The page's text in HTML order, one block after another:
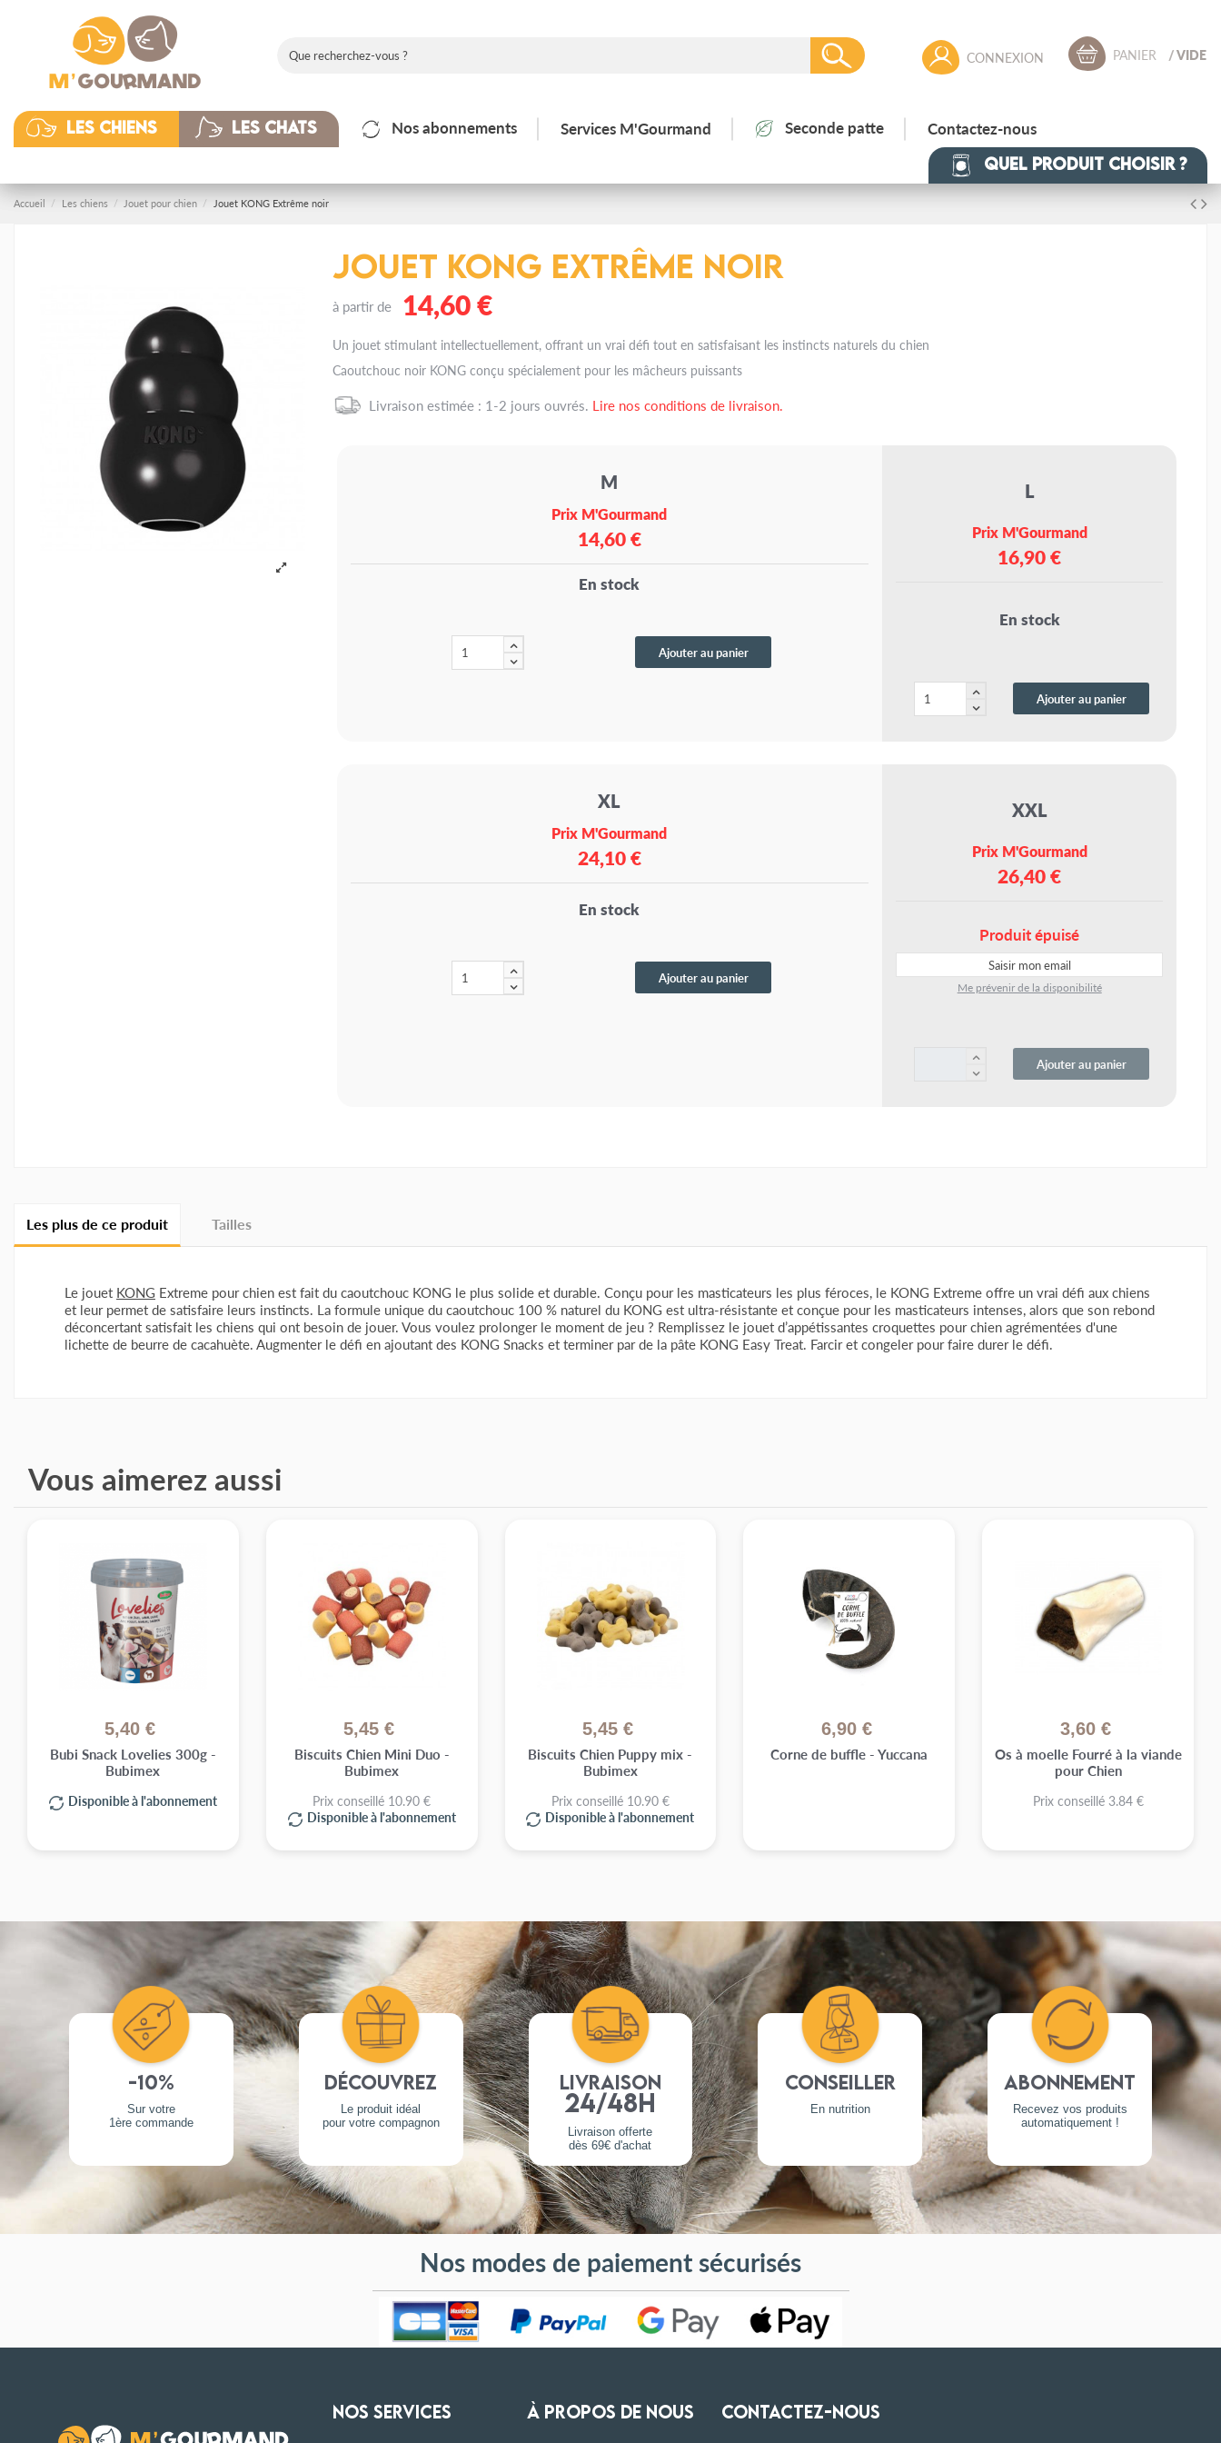
PANIER /VIDE
CONNEXION
Les chiens Les chats Nos abonnements Services M'Gourmand Seconde patte Contactez-nous
Quel produit choisir ?
Accueil Les chiens Jouet pour chien Jouet KONG Extrême noir
Jouet KONG Extrême noir
à partir de 14,60 €
Un jouet stimulant intellectuellement, offrant un vrai défi tout en satisfaisant les instincts naturels du chien
Caoutchouc noir KONG conçu spécialement pour les mâcheurs puissants
Livraison estimée : 1-2 jours ouvrés. Lire nos conditions de livraison.
M
Prix M'Gourmand
14,60 €
En stock
Ajouter au panier
L
Prix M'Gourmand
16,90 €
En stock
Ajouter au panier
XL
Prix M'Gourmand
24,10 €
En stock
Ajouter au panier
XXL
Prix M'Gourmand
26,40 €
Produit épuisé
Me prévenir de la disponibilité
Ajouter au panier
Les plus de ce produit Tailles
Le jouet KONG Extreme pour chien est fait du caoutchouc KONG le plus solide et durable. Conçu pour les masticateurs les plus féroces, le KONG Extreme offre un vrai défi aux chiens
et leur permet de satisfaire leurs instincts. La formule unique du caoutchouc 100 % naturel du KONG est ultra-résistante et conçue pour les masticateurs intenses, alors que son rebond
déconcertant satisfait les chiens qui ont besoin de jouer. Vous voulez prolonger le moment de jeu ? Remplissez le jouet d’appétissantes croquettes pour chien agrémentées d'une
lichette de beurre de cacahuète. Augmenter le défi en ajoutant des KONG Snacks et terminer par de la pâte KONG Easy Treat. Farcir et congeler pour faire durer le défi.
XL : 13 cm
Vous aimerez aussi
Bubi Snack Lovelies 300g -
Bubimex
5,40 €
Disponible à l'abonnement
Biscuits Chien Mini Duo -
Bubimex
5,45 €
Prix conseillé 10.90 €
Disponible à l'abonnement
Biscuits Chien Puppy mix -
Bubimex
5,45 €
Prix conseillé 10.90 €
Disponible à l'abonnement
Corne de buffle - Yuccana
6,90 €
Os à moelle Fourré à la viande
pour Chien
3,60 €
Prix conseillé 3.84 €
-10%
Sur votre
1ère commande
Découvrez
Le produit idéal
pour votre compagnon
Livraison
24/48h
Livraison offerte
dès 69€ d'achat
Conseiller
En nutrition
Abonnement
Recevez vos produits
automatiquement !
Nos modes de paiement sécurisés
NOS SERVICES À PROPOS DE NOUS CONTACTEZ-NOUS